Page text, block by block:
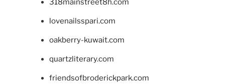
318mainstreet8h.com
lovenailsspari.com
oakberry-kuwait.com
quartzliterary.com
friendsofbroderickpark.com